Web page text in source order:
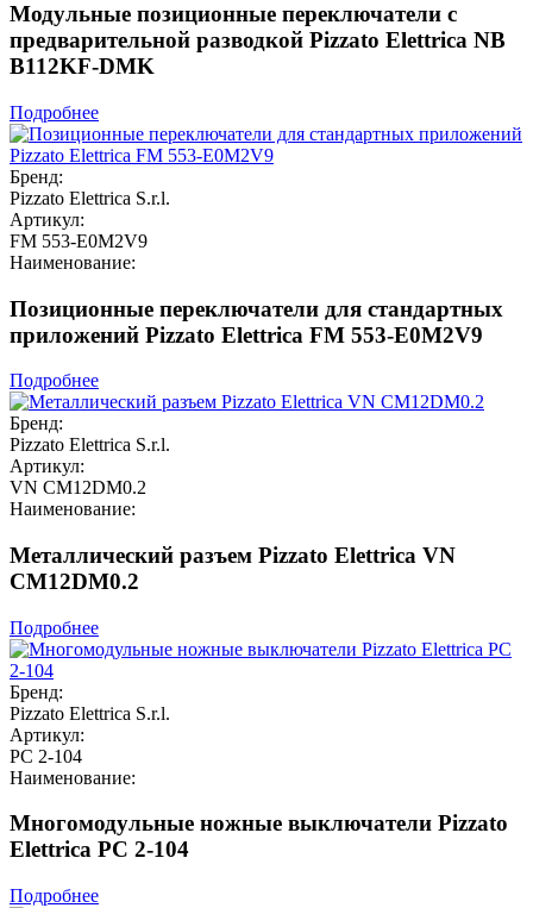
Модульные позиционные переключатели с
предварительной разводкой Pizzato Elettrica NB
B112KF-DMK
Подробнее
Бренд:
Pizzato Elettrica S.r.l.
Артикул:
FM 553-E0M2V9
Наименование:
Позиционные переключатели для стандартных
приложений Pizzato Elettrica FM 553-E0M2V9
Подробнее
Бренд:
Pizzato Elettrica S.r.l.
Артикул:
VN CM12DM0.2
Наименование:
Металлический разъем Pizzato Elettrica VN
CM12DM0.2
Подробнее
Бренд:
Pizzato Elettrica S.r.l.
Артикул:
PC 2-104
Наименование:
Многомодульные ножные выключатели Pizzato
Elettrica PC 2-104
Подробнее